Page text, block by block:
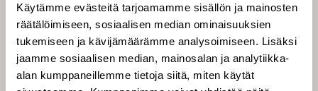
Käytämme evästeitä tarjoamamme sisällön ja mainosten
räätälöimiseen, sosiaalisen median ominaisuuksien
tukemiseen ja kävijämäärämme analysoimiseen. Lisäksi
jaamme sosiaalisen median, mainosalan ja analytiikka-
alan kumppaneillemme tietoja siitä, miten käytät
Äänestä parasta juttua
Tilaa uutiskirje